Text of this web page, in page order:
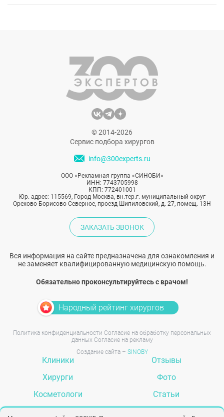
© 2014-2026
Сервис подбора хирургов
info@300experts.ru
ООО «Рекламная группа «СИНОБИ»
ИНН: 7743705998
КПП: 772401001
Юр. адрес: 115569, Город Москва, вн.тер.г. муниципальный округ
Орехово-Борисово Северное, проезд Шипиловский, д. 27, помещ. 13Н
ЗАКАЗАТЬ ЗВОНОК
Вся информация на сайте предназначена для ознакомления и
не заменяет квалифицированную медицинскую помощь.
Обязательно проконсультируйтесь с врачом!
Народный рейтинг хирургов
Политика конфиденциальности Согласие на обработку персональных
данных Согласие на рекламу
Создание сайта – SINOBY
Клиники
Хирурги
Косметологи
Отзывы
Фото
Статьи